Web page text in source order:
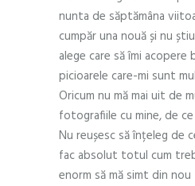
nunta de săptămâna
cumpăr una nouă și nu
alege care să îmi acopere
picioarele care-mi sunt
Oricum nu mă mai uit de
fotografiile cu mine, de
Nu reușesc să înțeleg de
fac absolut totul cum
enorm să mă simt din nou